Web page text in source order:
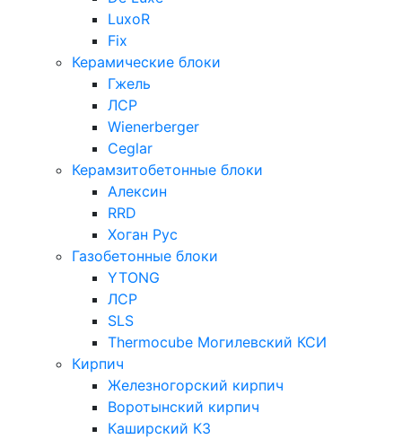
LuxoR
Fix
Керамические блоки
Гжель
ЛСР
Wienerberger
Ceglar
Керамзитобетонные блоки
Алексин
RRD
Хоган Рус
Газобетонные блоки
YTONG
ЛСР
SLS
Thermocube Могилевский КСИ
Кирпич
Железногорский кирпич
Воротынский кирпич
Каширский КЗ